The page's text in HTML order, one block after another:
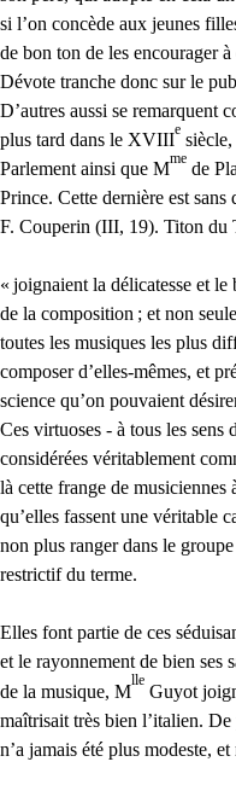
si l’on concède aux jeunes
de bon ton de les encourager
Dévote tranche donc sur le
D’autres aussi se remarquent
plus tard dans le XVIII
e
Parlement ainsi que M
me
de
Prince. Cette dernière est
F. Couperin (III, 19). Titon du
« joignaient la délicatesse et
de la composition ; et non
toutes les musiques les plus
composer d’elles-mêmes, et
science qu’on pouvaient
Ces virtuoses - à tous les sens
considérées véritablement
là cette frange de musiciennes
qu’elles fassent une véritable
non plus ranger dans le
restrictif du terme.
Elles font partie de ces
et le rayonnement de bien ses
de la musique, M
lle
Guyot
maîtrisait très bien l’italien.
n’a jamais été plus modeste,